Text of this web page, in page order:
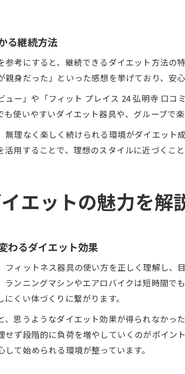
る継続方法
考にすると、継続できるダイエット方法の
身だった」といった感想を挙げており、安
ュー」や「フィット プレイス 24 弘明寺 口
使いやすいダイエット器具や、グループで
無理なく楽しく続けられる環境がダイエッ
用することで、理想のスタイルに近づくこと
エットの魅力を解
わるダイエット効果
フィットネス器具の使い方を正しく理解し
ンニングマシンやエアロバイクは短時間で
くい体づくりに繋がります。
、思うようなダイエット効果が得られなか
せず段階的に負荷を増やしていくのがポイ
て始められる環境が整っています。